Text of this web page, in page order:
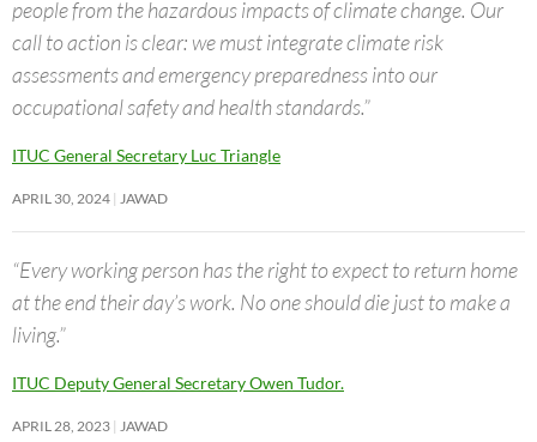
people from the hazardous impacts of climate change. Our
call to action is clear: we must integrate climate risk
assessments and emergency preparedness into our
occupational safety and health standards.”
ITUC General Secretary Luc Triangle
APRIL 30, 2024 JAWAD
“Every working person has the right to expect to return home
at the end their day’s work. No one should die just to make a
living.”
ITUC Deputy General Secretary Owen Tudor.
APRIL 28, 2023 JAWAD